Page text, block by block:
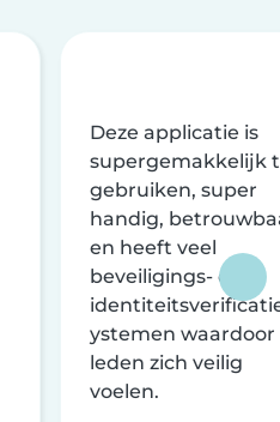
Deze applicatie is
supergemakkelijk
gebruiken, super
handig,
en heeft veel
beveiligings- en
ystemen waardoor
leden zich veilig
voelen.